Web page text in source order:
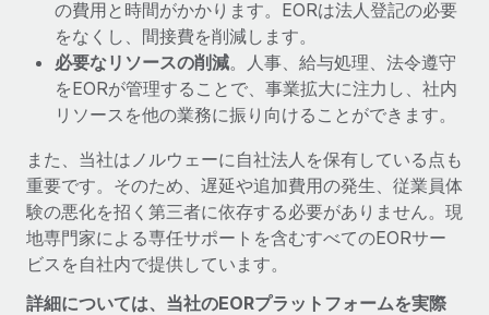
の費用と時間がかかります。EORは法人登記の必要
をなくし、間接費を削減します。
必要なリソースの削減。人事、給与処理、法令遵守
をEORが管理することで、事業拡大に注力し、社内
リソースを他の業務に振り向けることができます。
また、当社はノルウェーに自社法人を保有している点も
重要です。そのため、遅延や追加費用の発生、従業員体
験の悪化を招く第三者に依存する必要がありません。現
地専門家による専任サポートを含むすべてのEORサー
ビスを自社内で提供しています。
詳細については、当社のEORプラットフォームを実際